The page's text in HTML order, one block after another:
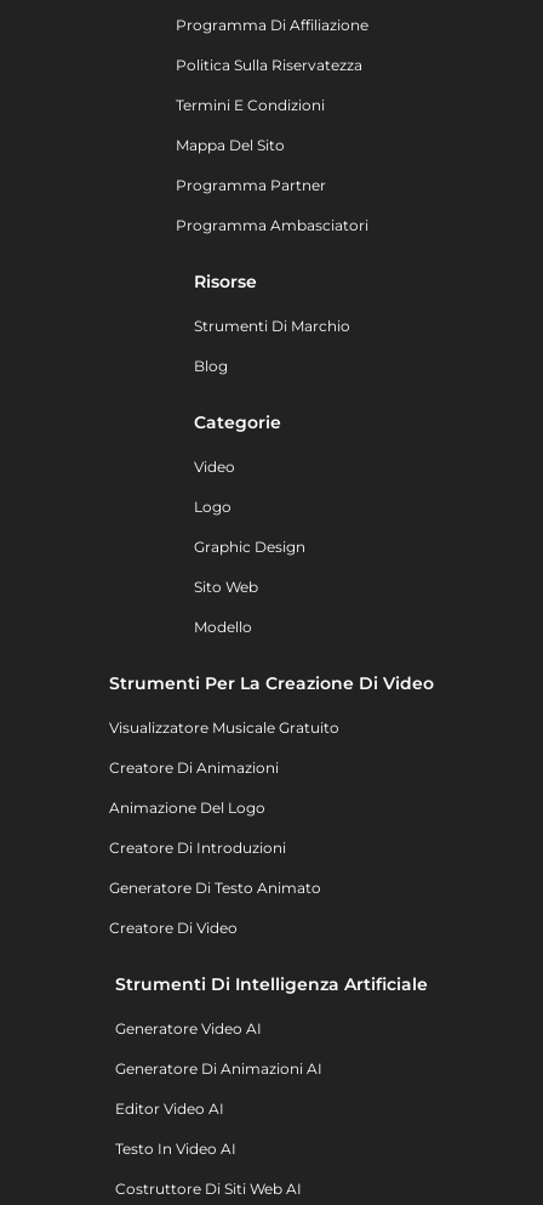
Programma Di Affiliazione
Politica Sulla Riservatezza
Termini E Condizioni
Mappa Del Sito
Programma Partner
Programma Ambasciatori
Risorse
Strumenti Di Marchio
Blog
Categorie
Video
Logo
Graphic Design
Sito Web
Modello
Strumenti Per La Creazione Di Video
Visualizzatore Musicale Gratuito
Creatore Di Animazioni
Animazione Del Logo
Creatore Di Introduzioni
Generatore Di Testo Animato
Creatore Di Video
Strumenti Di Intelligenza Artificiale
Generatore Video AI
Generatore Di Animazioni AI
Editor Video AI
Testo In Video AI
Costruttore Di Siti Web AI